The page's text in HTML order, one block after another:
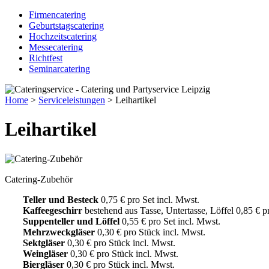
Firmencatering
Geburtstagscatering
Hochzeitscatering
Messecatering
Richtfest
Seminarcatering
Home > Serviceleistungen > Leihartikel
Leihartikel
Catering-Zubehör
Teller und Besteck 0,75 € pro Set incl. Mwst.
Kaffeegeschirr bestehend aus Tasse, Untertasse, Löffel 0,85 €
Suppenteller und Löffel 0,55 € pro Set incl. Mwst.
Mehrzweckgläser 0,30 € pro Stück incl. Mwst.
Sektgläser 0,30 € pro Stück incl. Mwst.
Weingläser 0,30 € pro Stück incl. Mwst.
Biergläser 0,30 € pro Stück incl. Mwst.